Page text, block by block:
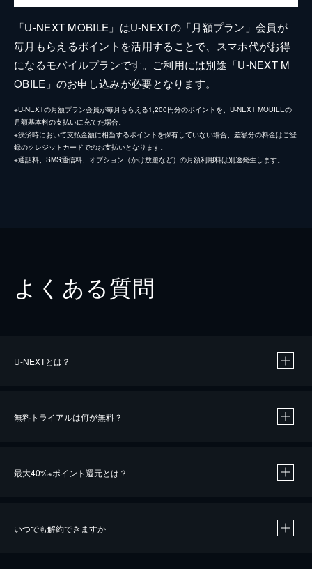
「U-NEXT MOBILE」はU-NEXTの「月額プラン」会員が
毎月もらえるポイントを活用することで、スマホ代がお得
になるモバイルプランです。ご利用には別途「U-NEXT M
OBILE」のお申し込みが必要となります。
※U-NEXTの月額プラン会員が毎月もらえる1,200円分のポイントを、U-NEXT MOBILEの
月額基本料の支払いに充てた場合。
※決済時において支払金額に相当するポイントを保有していない場合、差額分の料金はご登
録のクレジットカードでのお支払いとなります。
※通話料、SMS通信料、オプション（かけ放題など）の月額利用料は別途発生します。
よくある質問
U-NEXTとは？
無料トライアルは何が無料？
最大40%※ポイント還元とは？
いつでも解約できますか